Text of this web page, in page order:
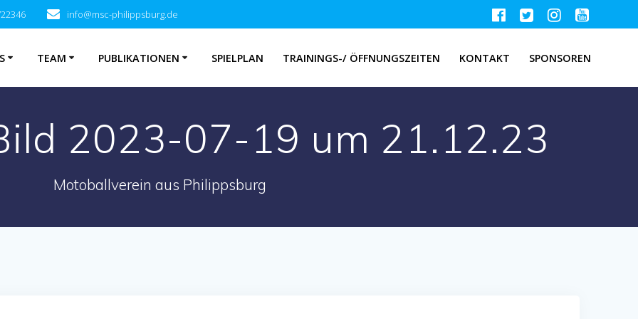
info@msc-philippsburg.de
TEAM PUBLIKATIONEN SPIELPLAN TRAININGS-/ ÖFFNUNGSZEITEN KONTAKT SPONSOREN
2023-07-19 um 21.12.23
Motoballverein aus Philippsburg